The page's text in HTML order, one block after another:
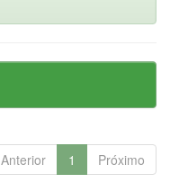
Anterior 1 Próximo